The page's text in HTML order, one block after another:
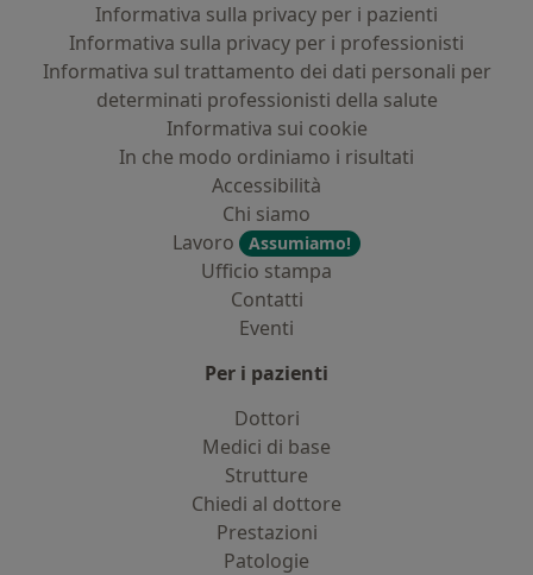
Informativa sulla privacy per i pazienti
Informativa sulla privacy per i professionisti
Informativa sul trattamento dei dati personali per
determinati professionisti della salute
Informativa sui cookie
In che modo ordiniamo i risultati
Accessibilità
Chi siamo
Lavoro
Assumiamo!
Ufficio stampa
Contatti
Eventi
Per i pazienti
Dottori
Medici di base
Strutture
Chiedi al dottore
Prestazioni
Patologie